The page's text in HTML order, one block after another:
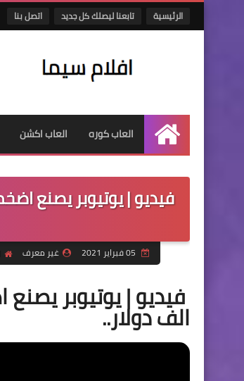
الرئيسية تابعنا ليصلك كل جديد اتصل بنا
الرئيسية
العاب كوره العاب اكشن
غير معرف
الف دولار..